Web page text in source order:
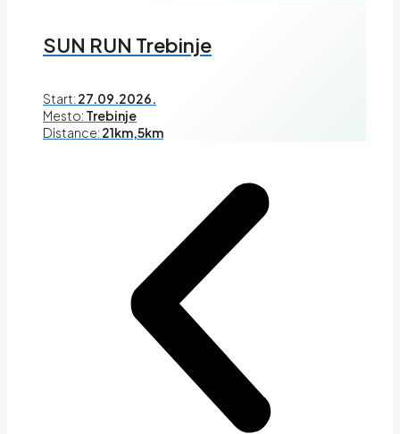
SUN RUN Trebinje
Start: 27.09.2026.
Mesto: Trebinje
Distance: 21km,5km